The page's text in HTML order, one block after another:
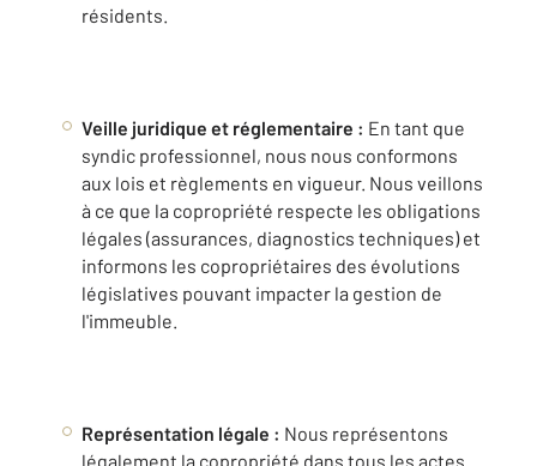
résidents.
Veille juridique et réglementaire : En tant que
syndic professionnel, nous nous conformons
aux lois et règlements en vigueur. Nous veillons
à ce que la copropriété respecte les obligations
légales (assurances, diagnostics techniques) et
informons les copropriétaires des évolutions
législatives pouvant impacter la gestion de
l'immeuble.
Représentation légale : Nous représentons
légalement la copropriété dans tous les actes